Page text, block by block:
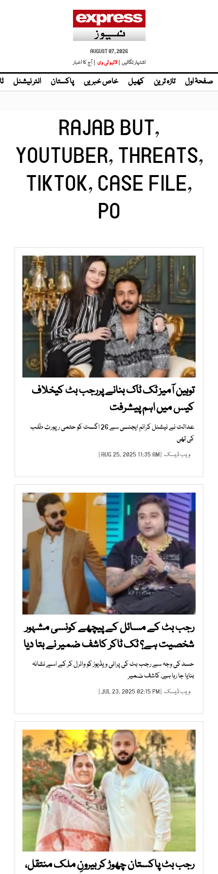
AUGUST 07, 2026
اشتہار لگائیں |
| آج کا اخبار
صفحۂ اول تازہ ترین کھیل خاص خبریں پاکستان انٹر نیشنل
RAJAB BUT,
YOUTUBER, THREATS,
TIKTOK, CASE FILE,
PO
توہین آمیز ٹک ٹاک بنانے پررجب بٹ کیخلاف
کیس میں اہم پیشرفت
عدالت نے نیشنل کرائم ایجنسی سے 26 اگست کو حتمی رپورٹ طلب
کی تھی
ویب ڈیسک | AUG 25, 2025 11:35 AM |
رجب بٹ کے مسائل کے پیچھے کونسی مشہور
شخصیت ہے؟ ٹک ٹاکر کاشف ضمیر نے بتا دیا
حسد کی وجہ سے رجب بٹ کی پرانی ویڈیوز کو وائرل کر کے اسے نشانہ
بنایا جا رہا ہے، کاشف ضمیر
ویب ڈیسک | JUL 23, 2025 02:15 PM |
رجب بٹ پاکستان چھوڑ کر بیرونِ ملک منتقل،